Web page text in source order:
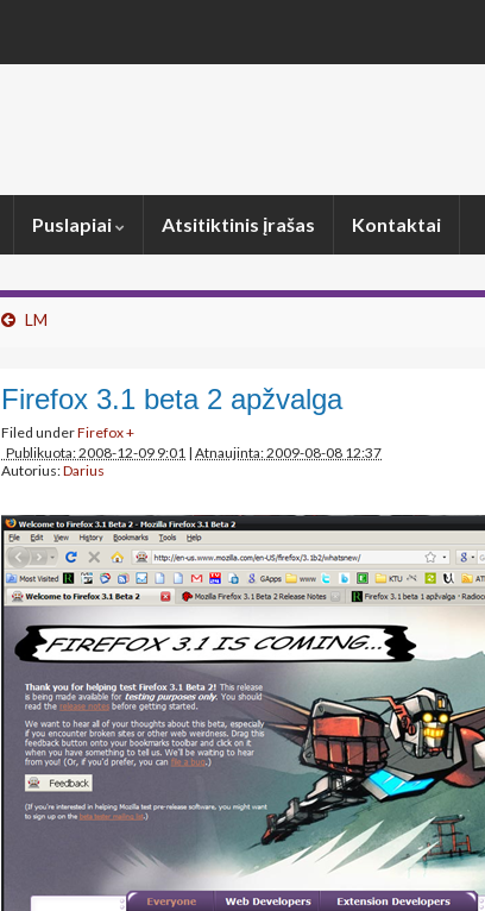
Puslapiai Atsitiktinis įrašas Kontaktai
LM
Firefox 3.1 beta 2 apžvalga
Filed underFirefox +
Publikuota: 2008-12-09 9:01 | Atnaujinta: 2009-08-08 12:37
Autorius:Darius